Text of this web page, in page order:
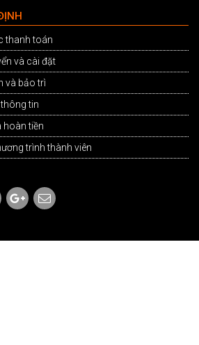
thanh toán
và cài đặt
và bảo trì
tin
hoàn tiền
trình thành viên